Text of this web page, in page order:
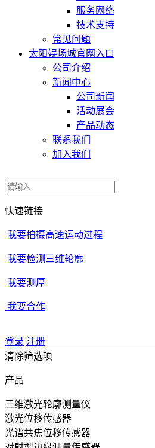
服务网络
技术支持
常见问题
太阳娱场城官网入口
公司介绍
新闻中心
公司新闻
活动展会
产品动态
联系我们
加入我们
快速链接
我要拍摄高速运动过程
我要检测三维轮廓
我要测厚
我要合作
登录 注册
清除筛选项
产品
三维激光轮廓测量仪
激光位移传感器
光谱共焦位移传感器